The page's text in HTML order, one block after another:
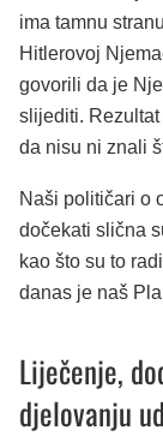
ima tamnu
Hitlerovoj
govorili da je
slijediti.
da nisu ni znali
Naši političari o
dočekati slična
kao što su to
danas je naš
Liječenje,
djelovanju